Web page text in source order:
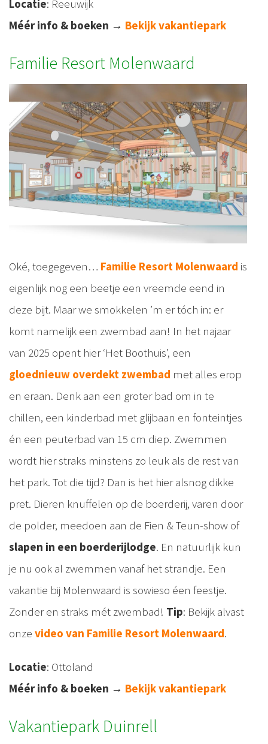
Locatie: Reeuwijk
Méér info & boeken → Bekijk vakantiepark
Familie Resort Molenwaard
Oké, toegegeven… Familie Resort Molenwaard is
eigenlijk nog een beetje een vreemde eend in
deze bijt. Maar we smokkelen ’m er tóch in: er
komt namelijk een zwembad aan! In het najaar
van 2025 opent hier ‘Het Boothuis’, een
gloednieuw overdekt zwembad met alles erop
en eraan. Denk aan een groter bad om in te
chillen, een kinderbad met glijbaan en fonteintjes
én een peuterbad van 15 cm diep. Zwemmen
wordt hier straks minstens zo leuk als de rest van
het park. Tot die tijd? Dan is het hier alsnog dikke
pret. Dieren knuffelen op de boerderij, varen door
de polder, meedoen aan de Fien & Teun-show of
slapen in een boerderijlodge. En natuurlijk kun
je nu ook al zwemmen vanaf het strandje. Een
vakantie bij Molenwaard is sowieso éen feestje.
Zonder en straks mét zwembad! Tip: Bekijk alvast
onze video van Familie Resort Molenwaard.
Locatie: Ottoland
Méér info & boeken → Bekijk vakantiepark
Vakantiepark Duinrell